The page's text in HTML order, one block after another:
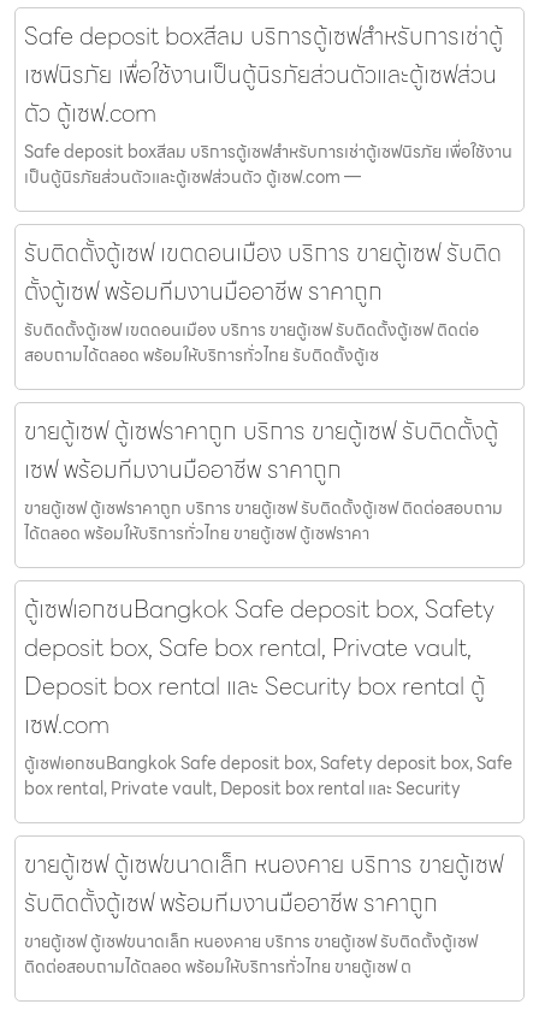
Safe deposit boxสีลม บริการตู้เซฟสำหรับการเช่าตู้
เซฟนิรภัย เพื่อใช้งานเป็นตู้นิรภัยส่วนตัวและตู้เซฟส่วน
ตัว ตู้เซฟ.com
Safe deposit boxสีลม บริการตู้เซฟสำหรับการเช่าตู้เซฟนิรภัย เพื่อใช้งาน
เป็นตู้นิรภัยส่วนตัวและตู้เซฟส่วนตัว ตู้เซฟ.com —
รับติดตั้งตู้เซฟ เขตดอนเมือง บริการ ขายตู้เซฟ รับติด
ตั้งตู้เซฟ พร้อมทีมงานมืออาชีพ ราคาถูก
รับติดตั้งตู้เซฟ เขตดอนเมือง บริการ ขายตู้เซฟ รับติดตั้งตู้เซฟ ติดต่อ
สอบถามได้ตลอด พร้อมให้บริการทั่วไทย รับติดตั้งตู้เซ
ขายตู้เซฟ ตู้เซฟราคาถูก บริการ ขายตู้เซฟ รับติดตั้งตู้
เซฟ พร้อมทีมงานมืออาชีพ ราคาถูก
ขายตู้เซฟ ตู้เซฟราคาถูก บริการ ขายตู้เซฟ รับติดตั้งตู้เซฟ ติดต่อสอบถาม
ได้ตลอด พร้อมให้บริการทั่วไทย ขายตู้เซฟ ตู้เซฟราคา
ตู้เซฟเอกชนBangkok Safe deposit box, Safety
deposit box, Safe box rental, Private vault,
Deposit box rental และ Security box rental ตู้
เซฟ.com
ตู้เซฟเอกชนBangkok Safe deposit box, Safety deposit box, Safe
box rental, Private vault, Deposit box rental และ Security
ขายตู้เซฟ ตู้เซฟขนาดเล็ก หนองคาย บริการ ขายตู้เซฟ
รับติดตั้งตู้เซฟ พร้อมทีมงานมืออาชีพ ราคาถูก
ขายตู้เซฟ ตู้เซฟขนาดเล็ก หนองคาย บริการ ขายตู้เซฟ รับติดตั้งตู้เซฟ
ติดต่อสอบถามได้ตลอด พร้อมให้บริการทั่วไทย ขายตู้เซฟ ต